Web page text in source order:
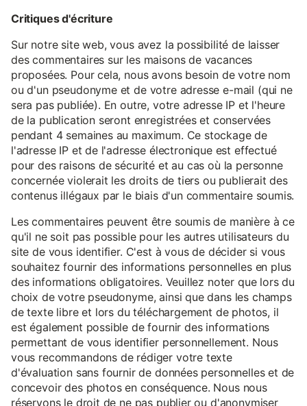
Critiques d'écriture
Sur notre site web, vous avez la possibilité de laisser
des commentaires sur les maisons de vacances
proposées. Pour cela, nous avons besoin de votre nom
ou d'un pseudonyme et de votre adresse e-mail (qui ne
sera pas publiée). En outre, votre adresse IP et l'heure
de la publication seront enregistrées et conservées
pendant 4 semaines au maximum. Ce stockage de
l'adresse IP et de l'adresse électronique est effectué
pour des raisons de sécurité et au cas où la personne
concernée violerait les droits de tiers ou publierait des
contenus illégaux par le biais d'un commentaire soumis.
Les commentaires peuvent être soumis de manière à ce
qu'il ne soit pas possible pour les autres utilisateurs du
site de vous identifier. C'est à vous de décider si vous
souhaitez fournir des informations personnelles en plus
des informations obligatoires. Veuillez noter que lors du
choix de votre pseudonyme, ainsi que dans les champs
de texte libre et lors du téléchargement de photos, il
est également possible de fournir des informations
permettant de vous identifier personnellement. Nous
vous recommandons de rédiger votre texte
d'évaluation sans fournir de données personnelles et de
concevoir des photos en conséquence. Nous nous
réservons le droit de ne pas publier ou d'anonymiser